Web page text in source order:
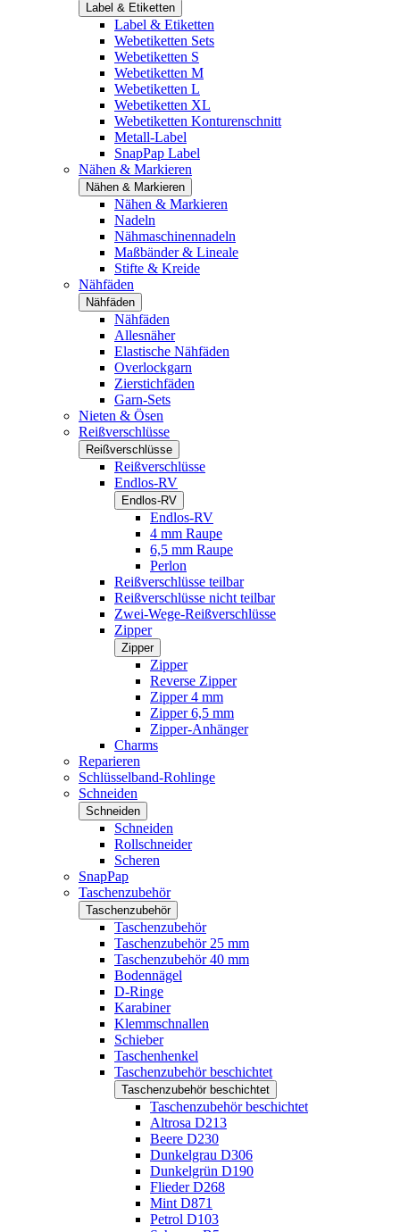
Label & Etiketten
Label & Etiketten
Webetiketten Sets
Webetiketten S
Webetiketten M
Webetiketten L
Webetiketten XL
Webetiketten Konturenschnitt
Metall-Label
SnapPap Label
Nähen & Markieren
Nähen & Markieren
Nähen & Markieren
Nadeln
Nähmaschinennadeln
Maßbänder & Lineale
Stifte & Kreide
Nähfäden
Nähfäden
Nähfäden
Allesnäher
Elastische Nähfäden
Overlockgarn
Zierstichfäden
Garn-Sets
Nieten & Ösen
Reißverschlüsse
Reißverschlüsse
Reißverschlüsse
Endlos-RV
Endlos-RV
Endlos-RV
4 mm Raupe
6,5 mm Raupe
Perlon
Reißverschlüsse teilbar
Reißverschlüsse nicht teilbar
Zwei-Wege-Reißverschlüsse
Zipper
Zipper
Zipper
Reverse Zipper
Zipper 4 mm
Zipper 6,5 mm
Zipper-Anhänger
Charms
Reparieren
Schlüsselband-Rohlinge
Schneiden
Schneiden
Schneiden
Rollschneider
Scheren
SnapPap
Taschenzubehör
Taschenzubehör
Taschenzubehör
Taschenzubehör 25 mm
Taschenzubehör 40 mm
Bodennägel
D-Ringe
Karabiner
Klemmschnallen
Schieber
Taschenhenkel
Taschenzubehör beschichtet
Taschenzubehör beschichtet
Taschenzubehör beschichtet
Altrosa D213
Beere D230
Dunkelgrau D306
Dunkelgrün D190
Flieder D268
Mint D871
Petrol D103